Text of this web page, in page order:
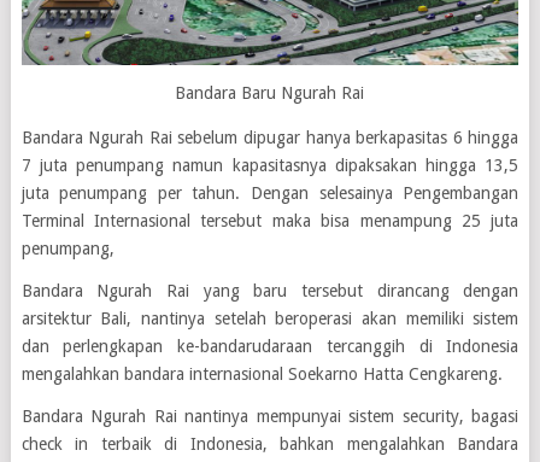
Bandara Baru Ngurah Rai
Bandara Ngurah Rai sebelum dipugar hanya berkapasitas 6 hingga
7 juta penumpang namun kapasitasnya dipaksakan hingga 13,5
juta penumpang per tahun. Dengan selesainya Pengembangan
Terminal Internasional tersebut maka bisa menampung 25 juta
penumpang,
Bandara Ngurah Rai yang baru tersebut dirancang dengan
arsitektur Bali, nantinya setelah beroperasi akan memiliki sistem
dan perlengkapan ke-bandarudaraan tercanggih di Indonesia
mengalahkan bandara internasional Soekarno Hatta Cengkareng.
Bandara Ngurah Rai nantinya mempunyai sistem security, bagasi
check in terbaik di Indonesia, bahkan mengalahkan Bandara